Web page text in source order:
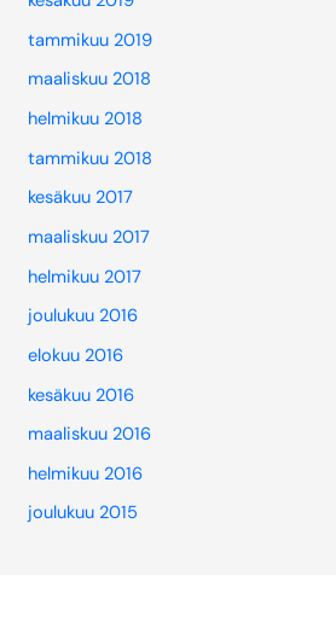
tammikuu 2019
maaliskuu 2018
helmikuu 2018
tammikuu 2018
kesäkuu 2017
maaliskuu 2017
helmikuu 2017
joulukuu 2016
elokuu 2016
kesäkuu 2016
maaliskuu 2016
helmikuu 2016
joulukuu 2015